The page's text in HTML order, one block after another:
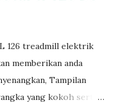
126 treadmill elektrik
memberikan anda
Tampilan
yang kokoh serta